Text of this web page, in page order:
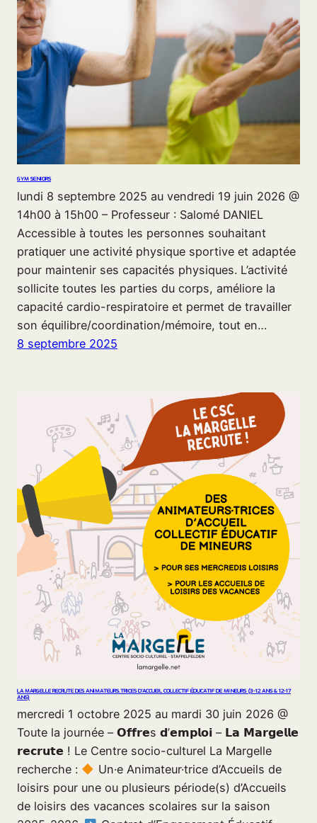
GYM SENIORS
lundi 8 septembre 2025 au vendredi 19 juin 2026 @
14h00 à 15h00 – Professeur : Salomé DANIEL
Accessible à toutes les personnes souhaitant
pratiquer une activité physique sportive et adaptée
pour maintenir ses capacités physiques. L’activité
sollicite toutes les parties du corps, améliore la
capacité cardio-respiratoire et permet de travailler
son équilibre/coordination/mémoire, tout en…
8 septembre 2025
LA MARGELLE RECRUTE DES ANIMATEURS.TRICES D’ACCUEIL COLLECTIF ÉDUCATIF DE MINEURS (3-12 ANS & 12-17
ANS)
mercredi 1 octobre 2025 au mardi 30 juin 2026 @
Toute la journée – 𝗢𝗳𝗳𝗿𝗲s 𝗱’𝗲𝗺𝗽𝗹𝗼𝗶 – 𝗟𝗮 𝗠𝗮𝗿𝗴𝗲𝗹𝗹𝗲
𝗿𝗲𝗰𝗿𝘂𝘁𝗲 ! Le Centre socio-culturel La Margelle
recherche :
Un·e Animateur·trice d’Accueils de
loisirs pour une ou plusieurs période(s) d’Accueils
de loisirs des vacances scolaires sur la saison